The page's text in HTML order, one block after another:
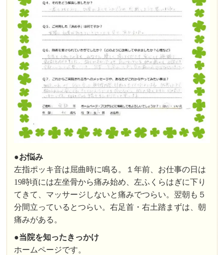
●お悩み
左指ポッキ音は屈曲時に鳴る。１年前、お仕事の日は
19時頃には左坐骨から痛み始め、左ふくらはぎに下り
てきて、マッサージしないと痛みでつらい。翌朝も５
分間立っているとつらい。右足首・右土踏まずは、朝
痛みがある。
●当院を知ったきっかけ
ホームページです。